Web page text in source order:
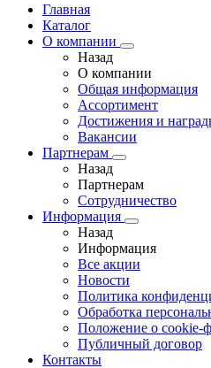
Главная
Каталог
О компании
Назад
О компании
Общая информация
Ассортимент
Достижения и
Вакансии
Партнерам
Назад
Партнерам
Сотрудничество
Информация
Назад
Информация
Все акции
Новости
Политика
Обработка
Положение о cookie-
Публичный договор
Контакты